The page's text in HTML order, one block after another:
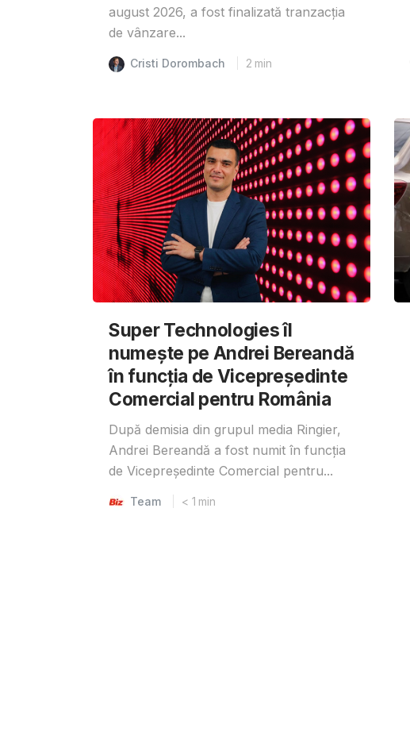
august 2026, a fost finalizată tranzacția
de vânzare...
Cristi Dorombach 2 min
Super Technologies îl
numește pe Andrei Bereandă
în funcția de Vicepreședinte
Comercial pentru România
După demisia din grupul media Ringier,
Andrei Bereandă a fost numit în funcția
de Vicepreședinte Comercial pentru...
Team < 1 min